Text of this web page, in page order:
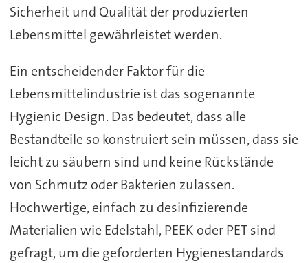
Sicherheit und Qualität der produzierten
Lebensmittel gewährleistet werden.
Ein entscheidender Faktor für die
Lebensmittelindustrie ist das sogenannte
Hygienic Design. Das bedeutet, dass alle
Bestandteile so konstruiert sein müssen, dass sie
leicht zu säubern sind und keine Rückstände
von Schmutz oder Bakterien zulassen.
Hochwertige, einfach zu desinfizierende
Materialien wie Edelstahl, PEEK oder PET sind
gefragt, um die geforderten Hygienestandards